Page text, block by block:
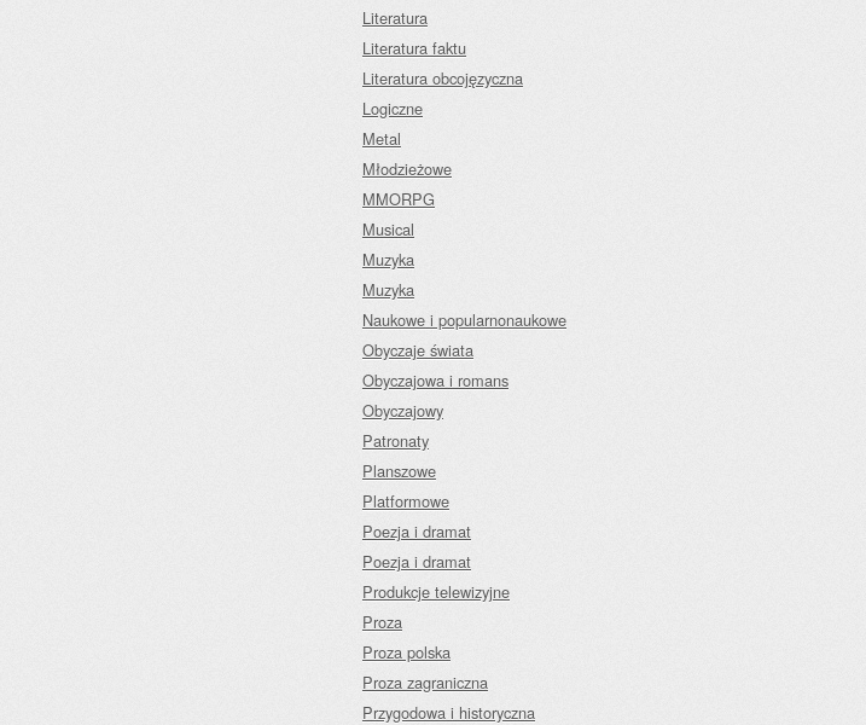
Literatura
Literatura faktu
Literatura obcojęzyczna
Logiczne
Metal
Młodzieżowe
MMORPG
Musical
Muzyka
Muzyka
Naukowe i popularnonaukowe
Obyczaje świata
Obyczajowa i romans
Obyczajowy
Patronaty
Planszowe
Platformowe
Poezja i dramat
Poezja i dramat
Produkcje telewizyjne
Proza
Proza polska
Proza zagraniczna
Przygodowa i historyczna